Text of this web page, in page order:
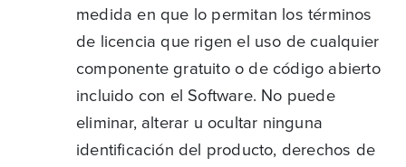
medida en que lo permitan los términos
de licencia que rigen el uso de cualquier
componente gratuito o de código abierto
incluido con el Software. No puede
eliminar, alterar u ocultar ninguna
identificación del producto, derechos de